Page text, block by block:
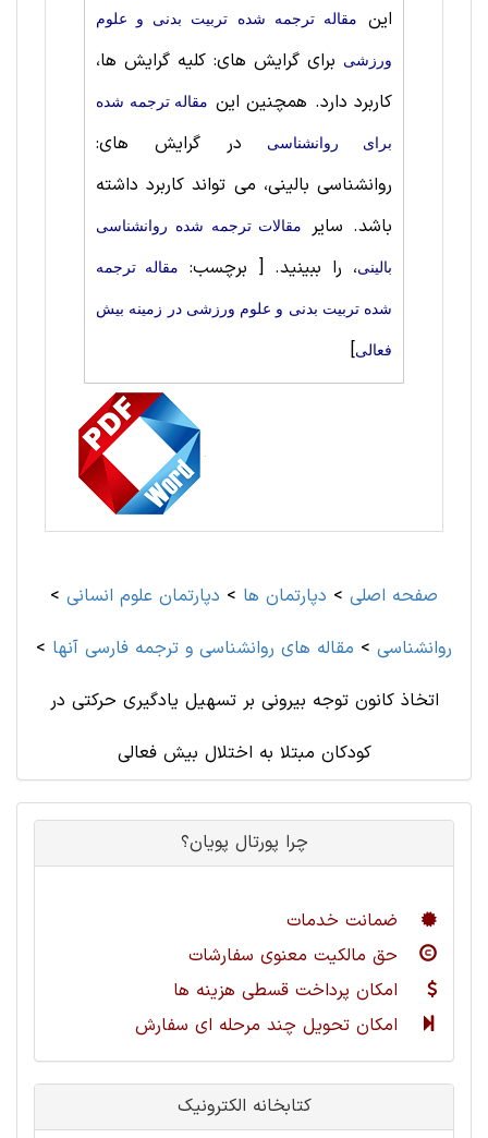
این مقاله ترجمه شده تربيت بدنی و علوم
ورزشی برای گرایش های: کلیه گرایش ها،
کاربرد دارد. همچنین این مقاله ترجمه شده
برای روانشناسی
در گرایش های:
روانشناسی ‌بالینی، می تواند کاربرد داشته
باشد. سایر
مقالات ترجمه شده روانشناسی
‌بالینی، را ببینید.[ برچسب: مقاله ترجمه
شده تربيت بدنی و علوم ورزشی در زمینه بیش
فعالی]
صفحه اصلی > دپارتمان ها > دپارتمان علوم انسانی >
روانشناسی > مقاله های روانشناسی و ترجمه فارسی آنها >
اتخاذ کانون توجه بیرونی بر تسهیل یادگیری حرکتی در
کودکان مبتلا به اختلال بیش فعالی
چرا پورتال پویان؟
ضمانت خدمات
حق مالکیت معنوی سفارشات
امکان پرداخت قسطی هزینه ها
امکان تحویل چند مرحله ای سفارش
کتابخانه الکترونیک